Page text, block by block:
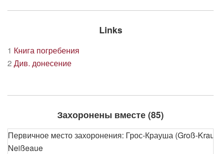
Links
1 Книга погребения
2 Див. донесение
Захоронены вместе (85)
Первичное место захоронения: Грос-Крауша (Groß-
Neißeaue